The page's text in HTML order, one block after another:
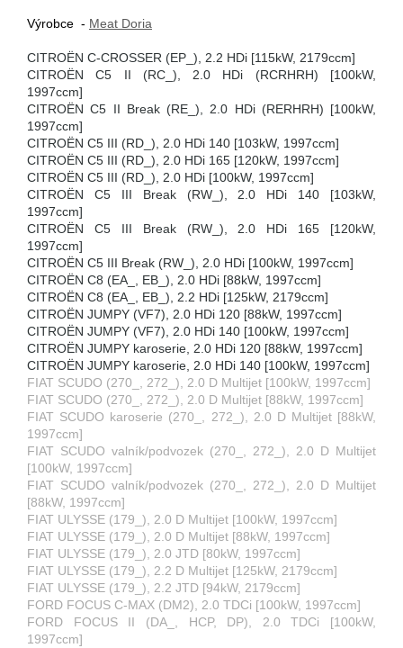
Výrobce - Meat Doria
CITROËN C-CROSSER (EP_), 2.2 HDi [115kW, 2179ccm]
CITROËN C5 II (RC_), 2.0 HDi (RCRHRH) [100kW,
1997ccm]
CITROËN C5 II Break (RE_), 2.0 HDi (RERHRH) [100kW,
1997ccm]
CITROËN C5 III (RD_), 2.0 HDi 140 [103kW, 1997ccm]
CITROËN C5 III (RD_), 2.0 HDi 165 [120kW, 1997ccm]
CITROËN C5 III (RD_), 2.0 HDi [100kW, 1997ccm]
CITROËN C5 III Break (RW_), 2.0 HDi 140 [103kW,
1997ccm]
CITROËN C5 III Break (RW_), 2.0 HDi 165 [120kW,
1997ccm]
CITROËN C5 III Break (RW_), 2.0 HDi [100kW, 1997ccm]
CITROËN C8 (EA_, EB_), 2.0 HDi [88kW, 1997ccm]
CITROËN C8 (EA_, EB_), 2.2 HDi [125kW, 2179ccm]
CITROËN JUMPY (VF7), 2.0 HDi 120 [88kW, 1997ccm]
CITROËN JUMPY (VF7), 2.0 HDi 140 [100kW, 1997ccm]
CITROËN JUMPY karoserie, 2.0 HDi 120 [88kW, 1997ccm]
CITROËN JUMPY karoserie, 2.0 HDi 140 [100kW, 1997ccm]
FIAT SCUDO (270_, 272_), 2.0 D Multijet [100kW, 1997ccm]
FIAT SCUDO (270_, 272_), 2.0 D Multijet [88kW, 1997ccm]
FIAT SCUDO karoserie (270_, 272_), 2.0 D Multijet [88kW,
1997ccm]
FIAT SCUDO valník/podvozek (270_, 272_), 2.0 D Multijet
[100kW, 1997ccm]
FIAT SCUDO valník/podvozek (270_, 272_), 2.0 D Multijet
[88kW, 1997ccm]
FIAT ULYSSE (179_), 2.0 D Multijet [100kW, 1997ccm]
FIAT ULYSSE (179_), 2.0 D Multijet [88kW, 1997ccm]
FIAT ULYSSE (179_), 2.0 JTD [80kW, 1997ccm]
FIAT ULYSSE (179_), 2.2 D Multijet [125kW, 2179ccm]
FIAT ULYSSE (179_), 2.2 JTD [94kW, 2179ccm]
FORD FOCUS C-MAX (DM2), 2.0 TDCi [100kW, 1997ccm]
FORD FOCUS II (DA_, HCP, DP), 2.0 TDCi [100kW,
1997ccm]